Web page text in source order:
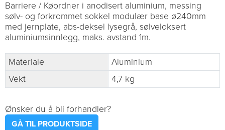
Barriere / Køordner i anodisert aluminium, messing
sølv- og forkrommet sokkel modulær base ø240mm
med jernplate, abs-deksel lysegrå, sølveloksert
aluminiumsinnlegg, maks. avstand 1m.
Materiale
Aluminium
Vekt
4,7 kg
Ønsker du å bli forhandler?
GÅ TIL PRODUKTSIDE